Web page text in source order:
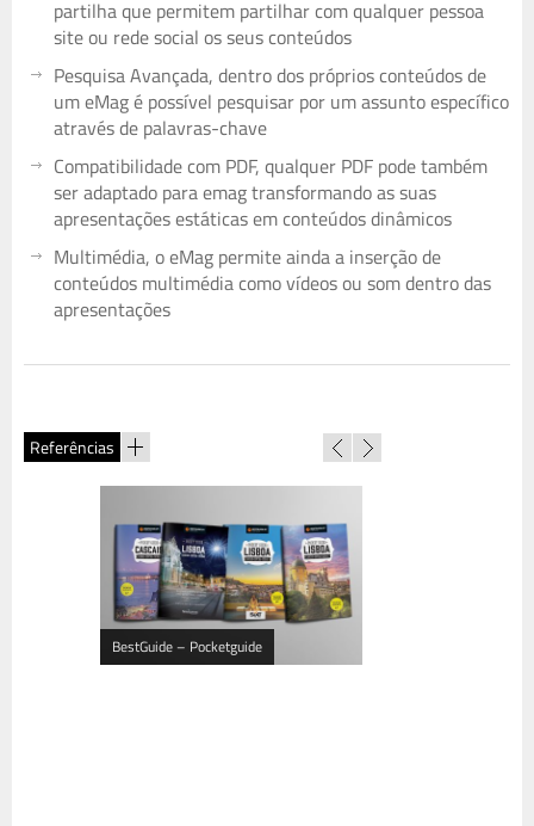
partilha que permitem partilhar com qualquer pessoa
site ou rede social os seus conteúdos
Pesquisa Avançada, dentro dos próprios conteúdos de
um eMag é possível pesquisar por um assunto específico
através de palavras-chave
Compatibilidade com PDF, qualquer PDF pode também
ser adaptado para emag transformando as suas
apresentações estáticas em conteúdos dinâmicos
Multimédia, o eMag permite ainda a inserção de
conteúdos multimédia como vídeos ou som dentro das
apresentações
Referências
BestGuide – Pocketguide